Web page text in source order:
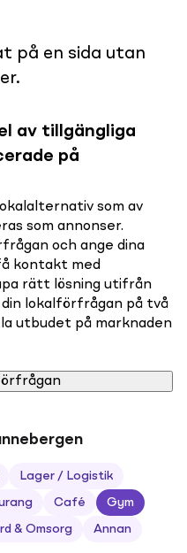
på en sida utan
av tillgängliga
på
som av
som annonser.
och ange dina
kontakt med
rätt lösning utifrån
din lokalförfrågan på två
utbudet på marknaden
Lager / Logistik
Café Gym
& Omsorg Annan